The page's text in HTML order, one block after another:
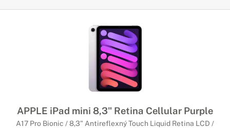
APPLE iPad mini 8,3" Retina Cellular Purple
A17 Pro Bionic / 8,3" Antireflexný Touch Liquid Retina LCD /